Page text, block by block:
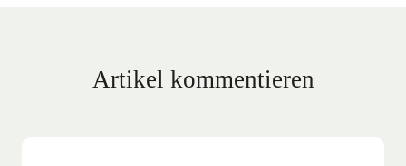
Artikel kommentieren